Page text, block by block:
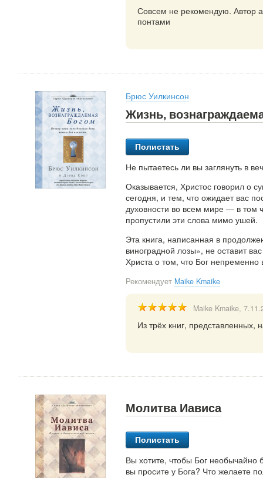
Совсем не рекомендую. Автор
понтами
Брюс Уилкинсон
Жизнь,
Полистать
Не пытаетесь ли вы заглянуть в
Оказывается, Христос говорил о
сегодня, и тем, что ожидает вас
духовности во всем мире — в том
пропустили эти слова мимо ушей.
Эта книга, написанная в
виноградной лозы», не оставит
Христа о том, что Бог непременно
Рекомендует Maike Kmaike
Maike Kmaike,
Из трёх книг, представленных,
Молитва Иависа
Полистать
Вы хотите, чтобы Бог необычайно
вы просите у Бога? Что желаете